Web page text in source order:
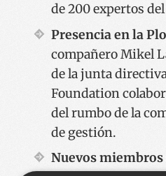
de 200 expertos
Presencia en la
compañero Mikel
de la junta
Foundation
del rumbo de la
de gestión.
Nuevos miembros